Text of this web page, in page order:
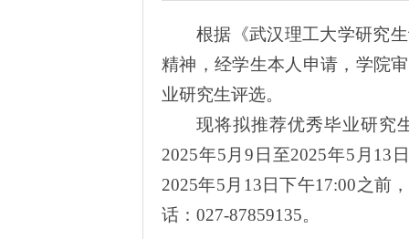
根据《武汉理工大学研究
精神，经学生本人申请，学院
业研究生评选。
现将拟推荐优秀毕业研究
2025年5月9日至2025年5月13
2025年5月13日下午17:00之前
话：027-87859135。